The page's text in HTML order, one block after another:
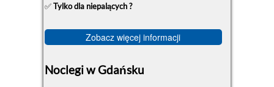
✅Tylko dla niepalących ?
Zobacz więcej informacji
Noclegi w Gdańsku